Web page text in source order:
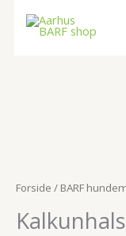
Forside / BARF